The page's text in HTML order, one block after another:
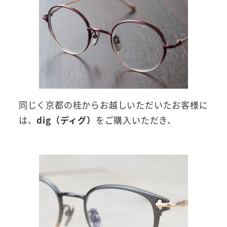
同じく京都の桂からお越しいただいたお客様に
は、dig（ディグ） をご購入いただき、